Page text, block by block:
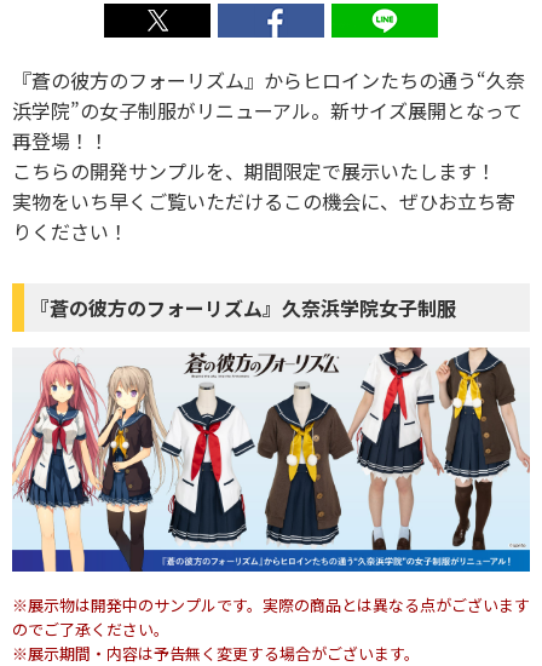
『蒼の彼方のフォーリズム』からヒロインたちの通う“久奈
浜学院”の女子制服がリニューアル。新サイズ展開となって
再登場！！
こちらの開発サンプルを、期間限定で展示いたします！
実物をいち早くご覧いただけるこの機会に、ぜひお立ち寄
りください！
『蒼の彼方のフォーリズム』久奈浜学院女子制服
※展示物は開発中のサンプルです。実際の商品とは異なる点がございます
のでご了承ください。
※展示期間・内容は予告無く変更する場合がございます。